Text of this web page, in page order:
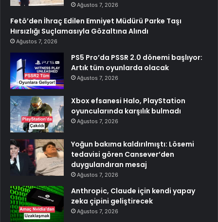
Ağustos 7, 2026
Fetö’den İhraç Edilen Emniyet Müdürü Parke Taşı
Hırsızlığı Suçlamasıyla Gözaltına Alındı
Ağustos 7, 2026
PS5 Pro’da PSSR 2.0 dönemi başlıyor:
Artık tüm oyunlarda olacak
Ağustos 7, 2026
Xbox efsanesi Halo, PlayStation
oyuncularında karşılık bulmadı
Ağustos 7, 2026
Yoğun bakıma kaldırılmıştı: Lösemi
tedavisi gören Cansever’den
duygulandıran mesaj
Ağustos 7, 2026
Anthropic, Claude için kendi yapay
zeka çipini geliştirecek
Ağustos 7, 2026